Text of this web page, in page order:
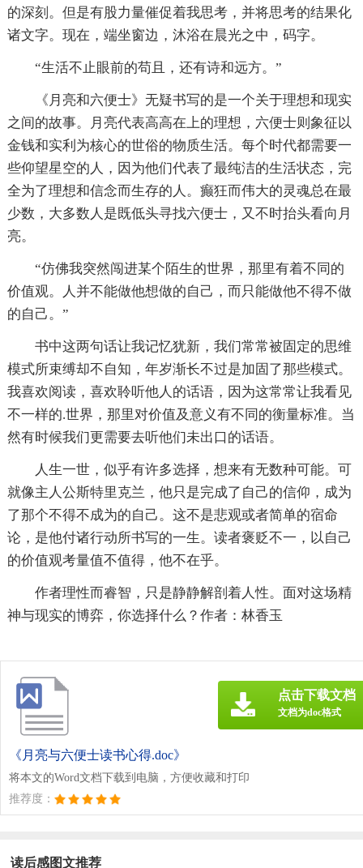
的深刻。但是有股力量催促着我思考，并将思考的结果化
诸文字。现在，端坐窗边，沐浴在晨光之中，码字。
“生活不止眼前的苟且，还有诗和远方。”
《月亮和六便士》无疑书写的是一个关于理想和现实
之间的故事。月亮代表高高在上的理想，六便士则象征以
金钱和实利为核心的世俗的物质生活。每个时代都需要一
些仰望星空的人，因为他们代表了最纯洁的生活状态，完
全为了理想和信念而生存的人。癫狂而伟大的灵魂总在最
少数，大多数人是既低头寻找六便士，又不时抬头看向月
亮。
“仿佛我突然闯进某个陌生的世界，那里有着不同的
价值观。人并不能做他想做的自己，而只能做他不得不做
的自己。”
书中这两句话让我记忆犹新，我们常常被固定的思维
模式所束缚却不自知，年岁渐长不过是加固了那些模式。
我喜欢阅读，喜欢聆听他人的话语，因为这常常让我看见
不一样的.世界，那里对价值及意义有不同的衡量标准。当
然有时候我们更需要去听他们未出口的话语。
人生一世，似乎有许多选择，想来有无数种可能。可
就像主人公斯特里克兰，他只是完成了自己的信仰，成为
了那个不得不成为的自己。这不是悲观或者简单的宿命
论，是他付诸行动所书写的一生。读者褒贬不一，以自己
的价值观考量值不值得，他不在乎。
作者理性而睿智，只是静静解剖着人性。面对这场精
神与现实的博弈，你选择什么？作者：林香玉
《月亮与六便士读书心得.doc》
将本文的Word文档下载到电脑，方便收藏和打印
推荐度：
点击下载文档
文档为doc格式
读后感图文推荐